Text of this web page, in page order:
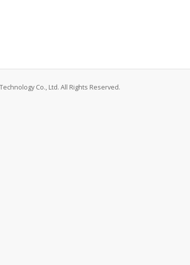
Co., Ltd. All Rights Reserved.